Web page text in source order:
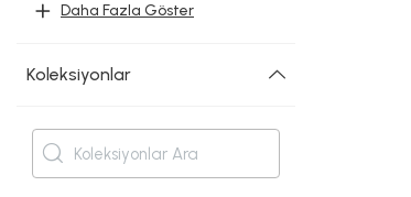
Daha Fazla Göster
Koleksiyonlar